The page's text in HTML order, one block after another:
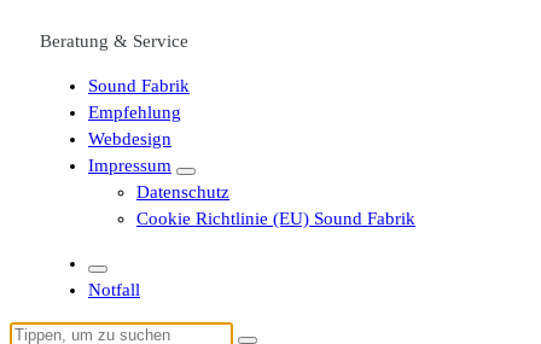
Beratung & Service
Sound Fabrik
Empfehlung
Webdesign
Impressum
Datenschutz
Cookie Richtlinie (EU) Sound Fabrik
Notfall
Suchen